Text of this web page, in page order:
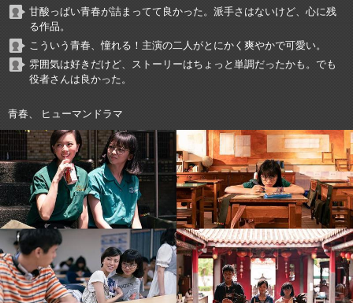
甘酸っぱい青春が詰まってて良かった。派手さはないけど、心に残
る作品。
こういう青春、憧れる！主演の二人がとにかく爽やかで可愛い。
雰囲気は好きだけど、ストーリーはちょっと単調だったかも。でも
役者さんは良かった。
青春、 ヒューマンドラマ